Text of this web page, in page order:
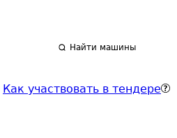
Найти машины
Как участвовать в тендере